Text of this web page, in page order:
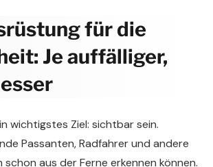
für die
Je auffälliger,
wichtigstes Ziel: sichtbar sein.
Passanten, Radfahrer und andere
schon aus der Ferne erkennen können.